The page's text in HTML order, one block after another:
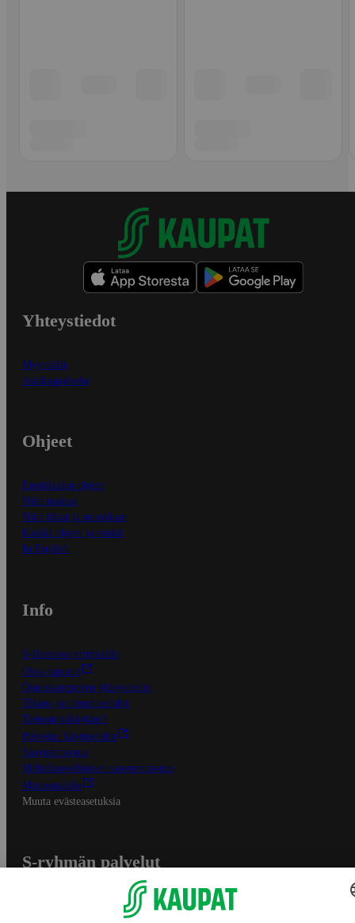
Yhteystiedot
Myymälät
Asiakaspalvelu
Ohjeet
Ensitilaajan ohjeet
Näin maksat
Näin tilaat ja muokkaat
Kaikki ohjeet ja vinkit
In English
Info
S-Business yrityksille
Oiva-raportit
Osuuskauppojen yhteystiedot
Tilaus- ja toimitusehdot
Tietosuojakäytäntö
Palvelun käyttöehdot
Saavutettavuus
Mobiilisovelluksen saavutettavuus
Mainostajalle
Muuta evästeasetuksia
S-ryhmän palvelut